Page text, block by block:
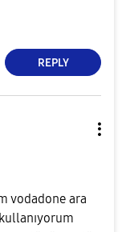
REPLY
vodadone ara